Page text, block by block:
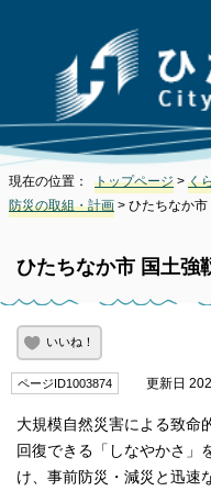
現在の位置： トップページ > く
防災の取組・計画 > ひたちなか
ひたちなか市 国土強
いいね！
ページID1003874 更新日
大規模自然災害による致命
回復できる「しなやかさ」
け、事前防災・減災と迅速